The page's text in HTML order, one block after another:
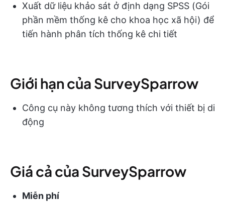
Xuất dữ liệu khảo sát ở định dạng SPSS (Gói
phần mềm thống kê cho khoa học xã hội) để
tiến hành phân tích thống kê chi tiết
Giới hạn của SurveySparrow
Công cụ này không tương thích với thiết bị di
động
Giá cả của SurveySparrow
Miễn phí